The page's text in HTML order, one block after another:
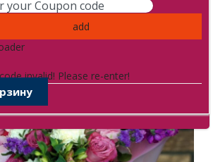
add
invalid! Please re-enter!